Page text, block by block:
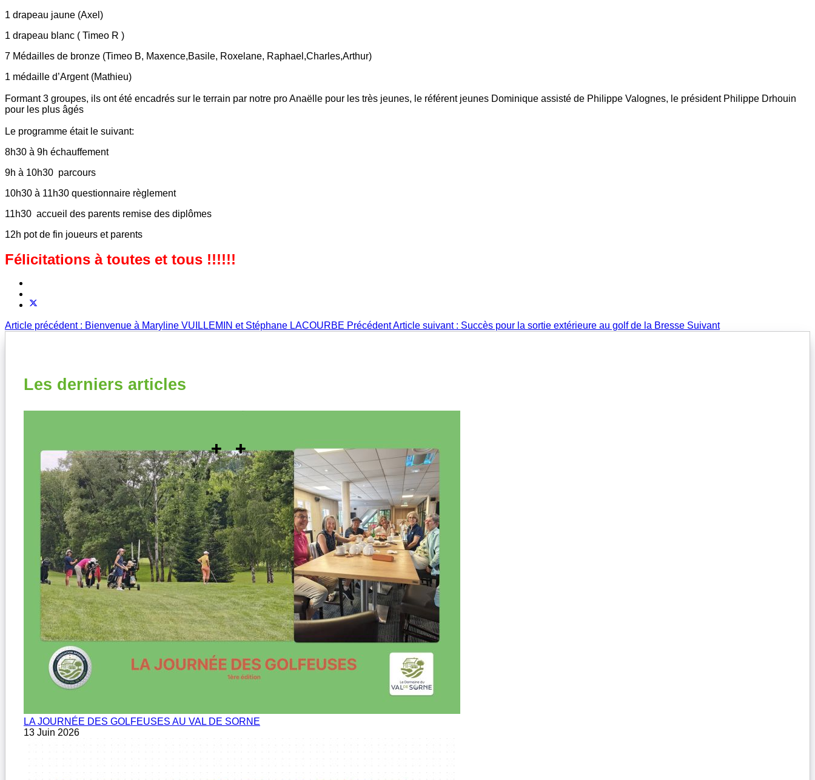
1 drapeau jaune (Axel)
1 drapeau blanc ( Timeo R )
7 Médailles de bronze (Timeo B, Maxence,Basile, Roxelane, Raphael,Charles,Arthur)
1 médaille d’Argent (Mathieu)
Formant 3 groupes, ils ont été encadrés sur le terrain par notre pro Anaëlle pour les très jeunes, le référent jeunes Dominique assisté de Philippe Valognes, le président Philippe Drhouin
pour les plus âgés
Le programme était le suivant:
8h30 à 9h échauffement
9h à 10h30 parcours
10h30 à 11h30 questionnaire règlement
11h30 accueil des parents remise des diplômes
12h pot de fin joueurs et parents
Félicitations à toutes et tous !!!!!!
Article précédent : Bienvenue à Maryline VUILLEMIN et Stéphane LACOURBE PrécédentArticle suivant : Succès pour la sortie extérieure au golf de la Bresse Suivant
Les derniers articles
LA JOURNÉE DES GOLFEUSES AU VAL DE SORNE
13 Juin 2026